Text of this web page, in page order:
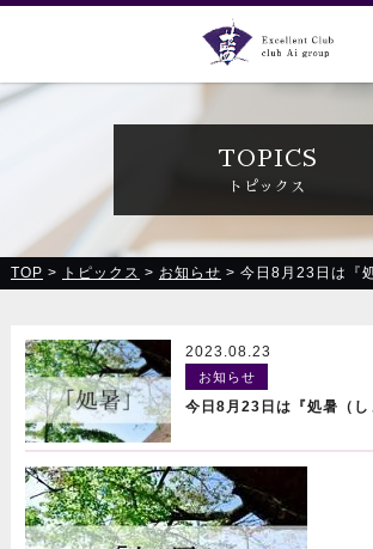
クラブ藍(あい)、クラブ恋(れん)、ルミナ
お越しをお待ちしております
TOPICS
トピックス
TOP > トピックス > お知らせ > 今日8月23日は『
2023.08.23
お知らせ
今日8月23日は『処暑（し